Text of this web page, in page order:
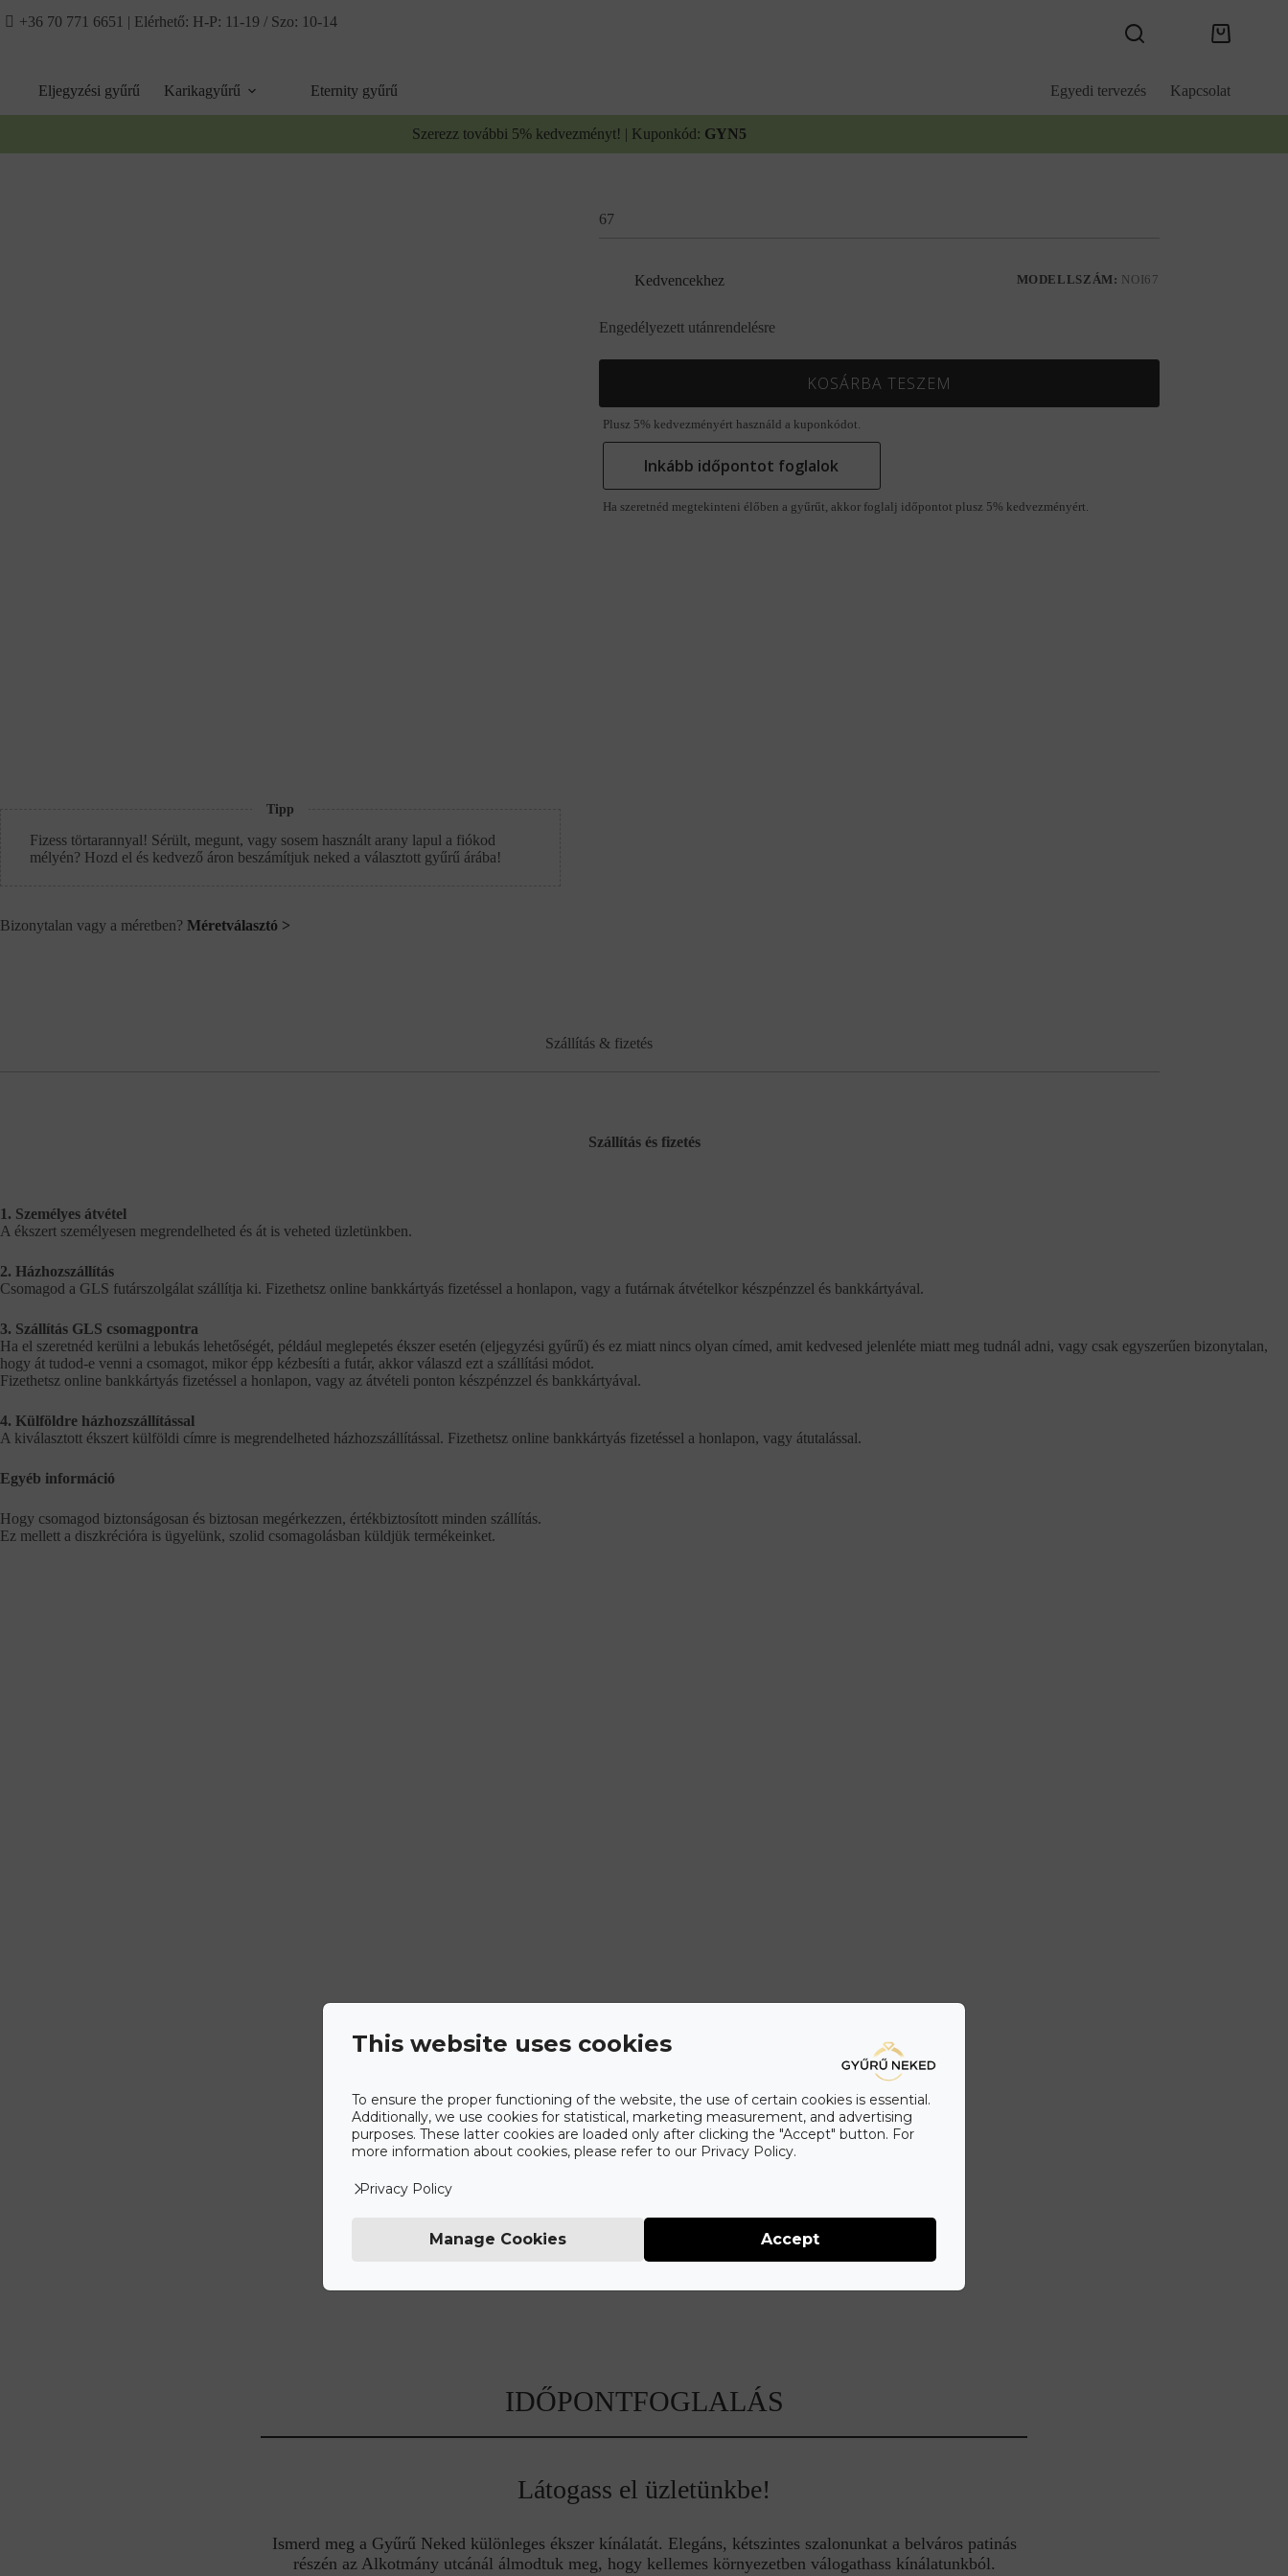
+36 70 771 6651 | Elérhető: H-P: 11-19 / Szo: 10-14
Kosár
Eljegyzési gyűrű Karikagyűrű Eternity gyűrű Egyedi tervezés Kapcsolat
Szerezz további 5% kedvezményt! | Kuponkód: GYN5
Tipp
Fizess törtarannyal! Sérült, megunt, vagy sosem használt arany lapul a fiókod
mélyén? Hozd el és kedvező áron beszámítjuk neked a választott gyűrű árába!
Bizonytalan vagy a méretben? Méretválasztó >
67
MODELLSZÁM: NOI67
Kedvencekhez
Engedélyezett utánrendelésre
KOSÁRBA TESZEM
Plusz 5% kedvezményért használd a kuponkódot.
Inkább időpontot foglalok
Ha szeretnéd megtekinteni élőben a gyűrűt, akkor foglalj időpontot plusz 5% kedvezményért.
Szállítás & fizetés
Szállítás és fizetés
1. Személyes átvétel
A ékszert személyesen megrendelheted és át is veheted üzletünkben.
2. Házhozszállítás
Csomagod a GLS futárszolgálat szállítja ki. Fizethetsz online bankkártyás fizetéssel a honlapon, vagy a futárnak átvételkor készpénzzel és bankkártyával.
3. Szállítás GLS csomagpontra
Ha el szeretnéd kerülni a lebukás lehetőségét, például meglepetés ékszer esetén (eljegyzési gyűrű) és ez miatt nincs olyan címed, amit kedvesed jelenléte miatt meg tudnál adni, vagy csak egyszerűen bizonytalan,
hogy át tudod-e venni a csomagot, mikor épp kézbesíti a futár, akkor válaszd ezt a szállítási módot.
Fizethetsz online bankkártyás fizetéssel a honlapon, vagy az átvételi ponton készpénzzel és bankkártyával.
4. Külföldre házhozszállítással
A kiválasztott ékszert külföldi címre is megrendelheted házhozszállítással. Fizethetsz online bankkártyás fizetéssel a honlapon, vagy átutalással.
Egyéb információ
Hogy csomagod biztonságosan és biztosan megérkezzen, értékbiztosított minden szállítás.
Ez mellett a diszkrécióra is ügyelünk, szolid csomagolásban küldjük termékeinket.
IDŐPONTFOGLALÁS
Látogass el üzletünkbe!
Ismerd meg a Gyűrű Neked különleges ékszer kínálatát. Elegáns, kétszintes szalonunkat a belváros patinás
részén az Alkotmány utcánál álmodtuk meg, hogy kellemes környezetben válogathass kínálatunkból.
This website uses cookies
To ensure the proper functioning of the website, the use of certain cookies is essential.
Additionally, we use cookies for statistical, marketing measurement, and advertising
purposes. These latter cookies are loaded only after clicking the "Accept" button. For
more information about cookies, please refer to our Privacy Policy.
Privacy Policy
Manage Cookies Accept